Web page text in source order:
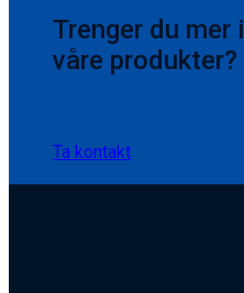
Trenger du
våre produkter?
Ta kontakt